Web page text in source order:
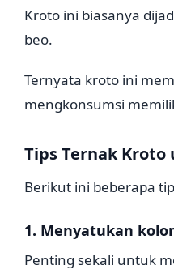
Kroto ini biasanya
beo.
Ternyata kroto ini
mengkonsumsi
Tips Ternak
Berikut ini beberapa
1. Menyatukan
Penting sekali untuk